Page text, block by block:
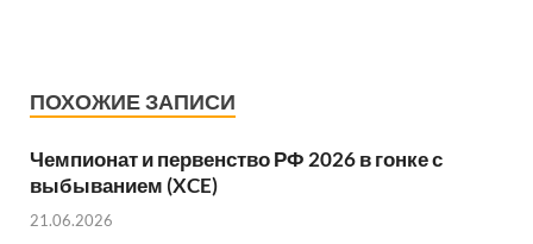
ПОХОЖИЕ ЗАПИСИ
Чемпионат и первенство РФ 2026 в гонке с
выбыванием (XCE)
21.06.2026